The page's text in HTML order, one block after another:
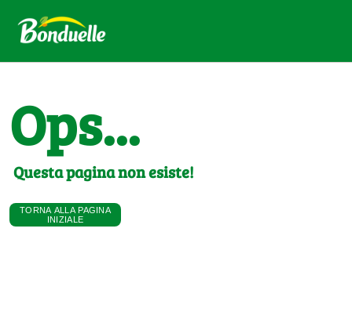
Ops...
Questa pagina non esiste!
TORNA ALLA PAGINA
INIZIALE